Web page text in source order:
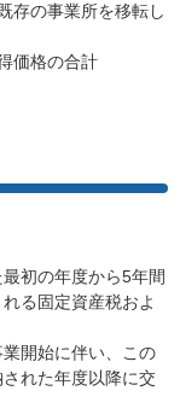
存の事業所を移転し
価格の合計
初の年度から5年間
る固定資産税およ
開始に伴い、この
れた年度以降に交